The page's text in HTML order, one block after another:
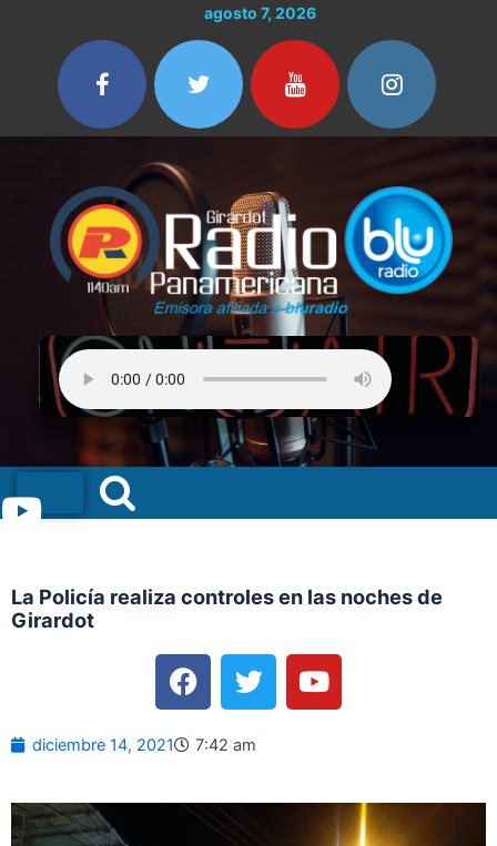
contenido
agosto 7, 2026
Menu
La Policía realiza controles en las noches de
Girardot
F
a
c
e
o
T
w
i
t
Y
o
u
e
diciembre 14, 2021 7:42 am